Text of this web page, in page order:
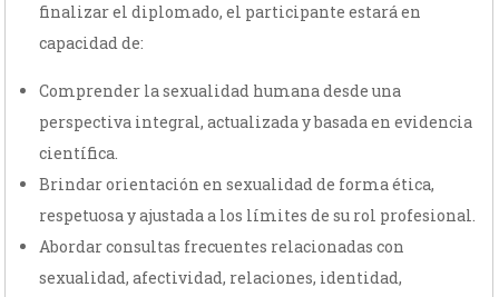
finalizar el diplomado, el participante estará en
capacidad de:
Comprender la sexualidad humana desde una
perspectiva integral, actualizada y basada en evidencia
científica.
Brindar orientación en sexualidad de forma ética,
respetuosa y ajustada a los límites de su rol profesional.
Abordar consultas frecuentes relacionadas con
sexualidad, afectividad, relaciones, identidad,